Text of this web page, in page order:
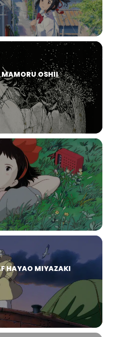
MAMORU OSHII
HAYAO MIYAZAKI